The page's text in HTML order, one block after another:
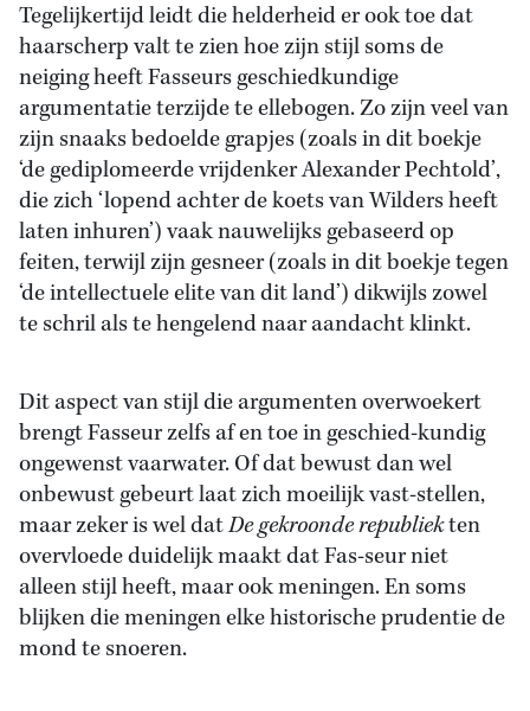
Tegelijkertijd leidt die helderheid er ook toe dat
haarscherp valt te zien hoe zijn stijl soms de
neiging heeft Fasseurs geschiedkundige
argumentatie terzijde te ellebogen. Zo zijn veel van
zijn snaaks bedoelde grapjes (zoals in dit boekje
‘de gediplomeerde vrijdenker Alexander Pechtold’,
die zich ‘lopend achter de koets van Wilders heeft
laten inhuren’) vaak nauwelijks gebaseerd op
feiten, terwijl zijn gesneer (zoals in dit boekje tegen
‘de intellectuele elite van dit land’) dikwijls zowel
te schril als te hengelend naar aandacht klinkt.
Dit aspect van stijl die argumenten overwoekert
brengt Fasseur zelfs af en toe in geschied-kundig
ongewenst vaarwater. Of dat bewust dan wel
onbewust gebeurt laat zich moeilijk vast-stellen,
maar zeker is wel datDe gekroonde republiekten
overvloede duidelijk maakt dat Fas-seur niet
alleen stijl heeft, maar ook meningen. En soms
blijken die meningen elke historische prudentie de
mond te snoeren.